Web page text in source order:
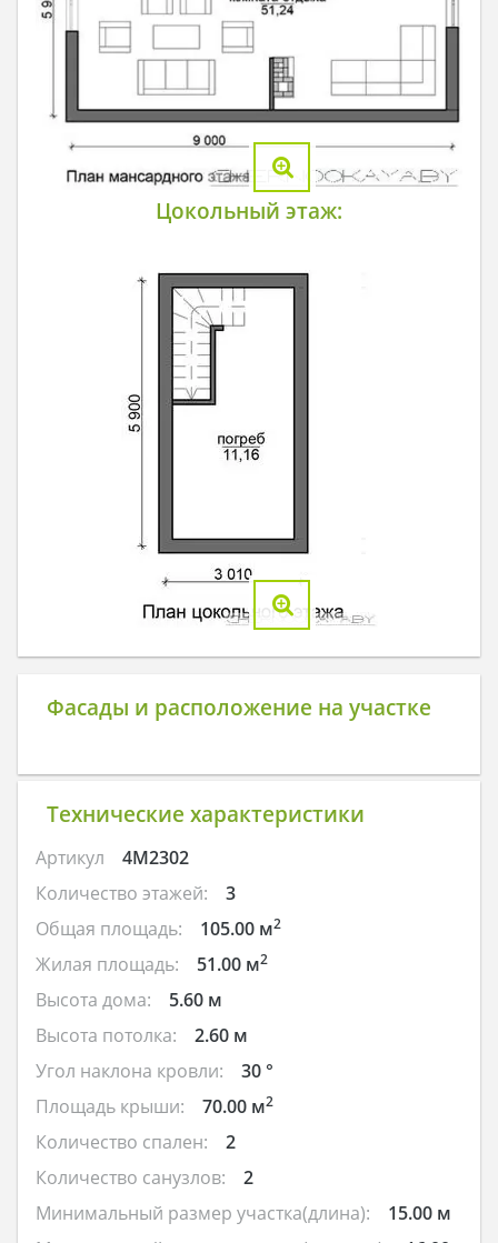
Цокольный этаж:
Фасады и расположение на участке
Технические характеристики
Артикул
4M2302
Количество этажей:
3
Общая площадь:
105.00 м2
Жилая площадь: 51.00 м2
Высота дома:
5.60 м
Высота потолка:
2.60 м
Угол наклона кровли:
30 °
Площадь крыши:
70.00 м2
Количество спален:
2
Количество санузлов:
2
Минимальный размер участка(длина):
15.00 м